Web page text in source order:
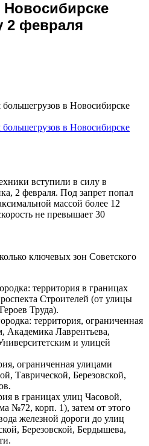
2 февраля
в Новосибирске
вступили в силу в
2 февраля. Под запрет попал
массой более 12
не превышает 30
ключевых зон Советского
территория в границах
Строителей (от улицы
Труда).
территория, ограниченная
Академика Лаврентьева,
и улицей
ограниченная улицами
Таврической, Березовской,
в границах улиц Часовой,
№72, корп. 1), затем от этого
железной дороги до улиц
Березовской, Бердышева,